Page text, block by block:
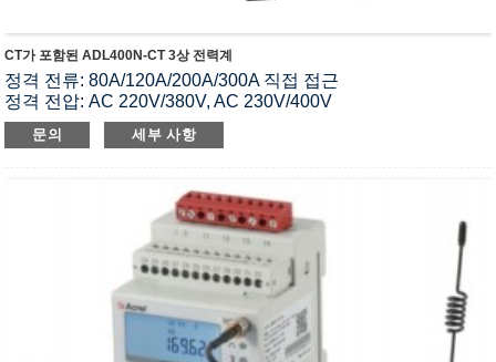
CT가 포함된 ADL400N-CT 3상 전력계
정격 전류: 80A/120A/200A/300A 직접 접근
정격 전압: AC 220V/380V, AC 230V/400V
통신 : RS485(Modbus-RTU) 통신
12자리 LCD 디스플레이
표준 및 인증서: MID; CE; IEC
문의 세부 사항